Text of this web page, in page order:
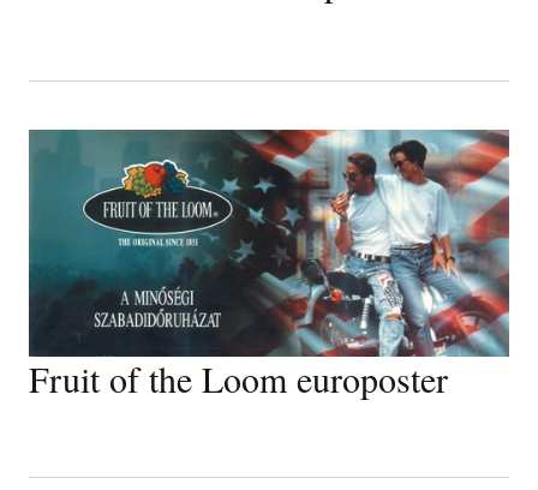
Fruit of the Loom europoster